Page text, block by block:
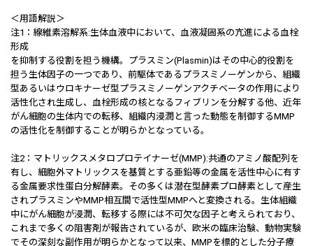
＜用語解説＞
注1：線維素溶解系:生体血液中において、血液凝固系の亢進による血栓
形成
を抑制する役割を担う機構。プラスミン(Plasmin)はその中心的役割を
担う生体因子の一つであり、前駆体であるプラスミノーゲンから、組織
型あるいはウロキナーゼ型プラスミノーゲンアクチベータの作用により
活性化され生成し、血栓形成の核となるフィブリンを分解する他、近年
がん細胞の生体内での転移、組織内浸潤と言った動態を制御するMMP
の活性化を制御することが明らかとなっている。
注2：マトリックスメタロプロテイナーゼ(MMP):共通のアミノ酸配列を
有し、細胞外マトリックスを基質とする亜鉛等の金属を活性中心に有す
る金属要求性蛋白分解酵素。その多くは潜在型酵素プロ酵素として産生
されプラスミンやMMP相互間で活性型MMPへと変換される。生体組織
中にがん細胞が浸潤、転移する際には不可欠な因子と考えられており、
これまで多くの阻害剤が報告されているが、欧米の臨床治験、動物実験
でその深刻な副作用が明らかとなって以来、MMPを標的とした分子療